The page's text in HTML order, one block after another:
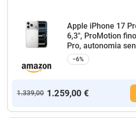
Apple iPhone 17
6,3", ProMotion
Pro, autonomia
−6%
1.339,00 1.259,00 €